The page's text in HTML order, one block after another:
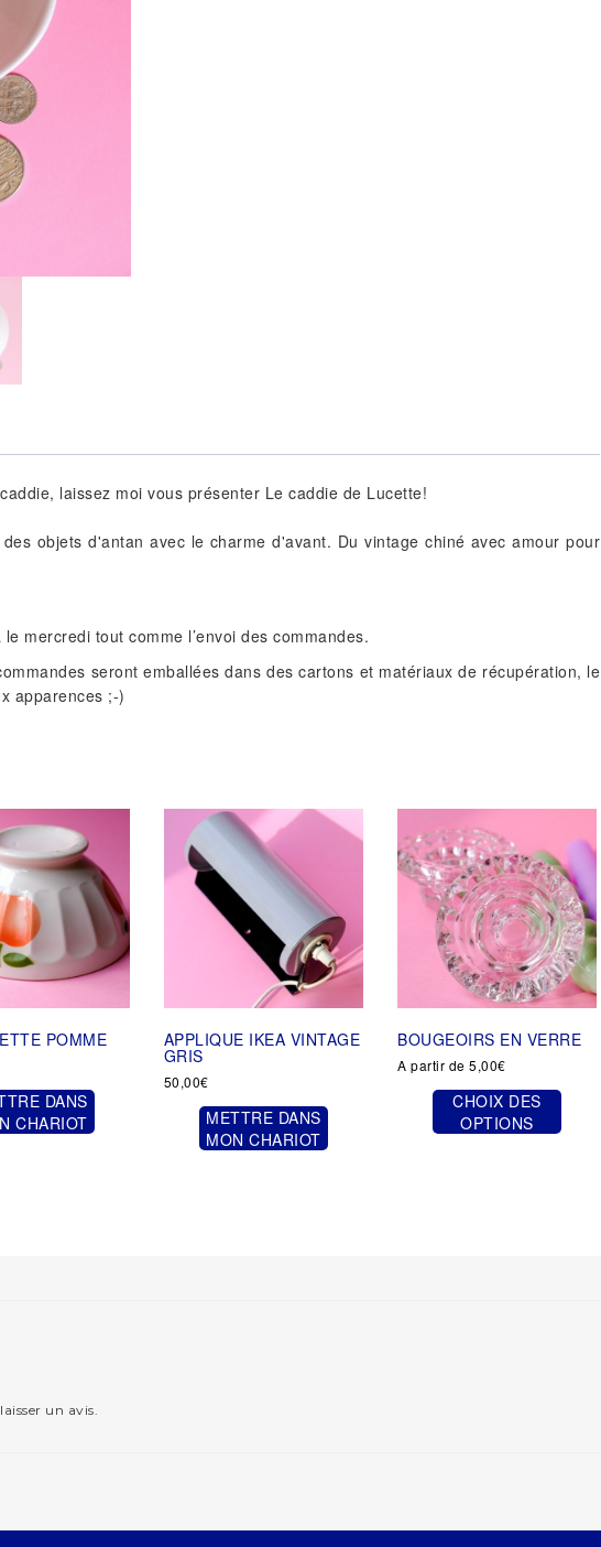
laissez moi vous présenter Le caddie de Lucette!
objets d'antan avec le charme d'avant. Du vintage chiné avec amour pour
mercredi tout comme l’envoi des commandes.
seront emballées dans des cartons et matériaux de récupération, le
apparences ;-)
POMME
DANS
CHARIOT
APPLIQUE IKEA VINTAGE
GRIS
50,00€
METTRE DANS
MON CHARIOT
BOUGEOIRS EN VERRE
A partir de5,00€
CHOIX DES
OPTIONS
un avis.